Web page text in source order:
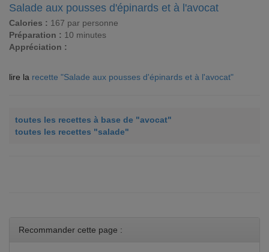
Salade aux pousses d'épinards et à l'avocat
Calories : 167 par personne
Préparation : 10 minutes
Appréciation :
lire la recette "Salade aux pousses d'épinards et à l'avocat"
toutes les recettes à base de "avocat"
toutes les recettes "salade"
Recommander cette page :